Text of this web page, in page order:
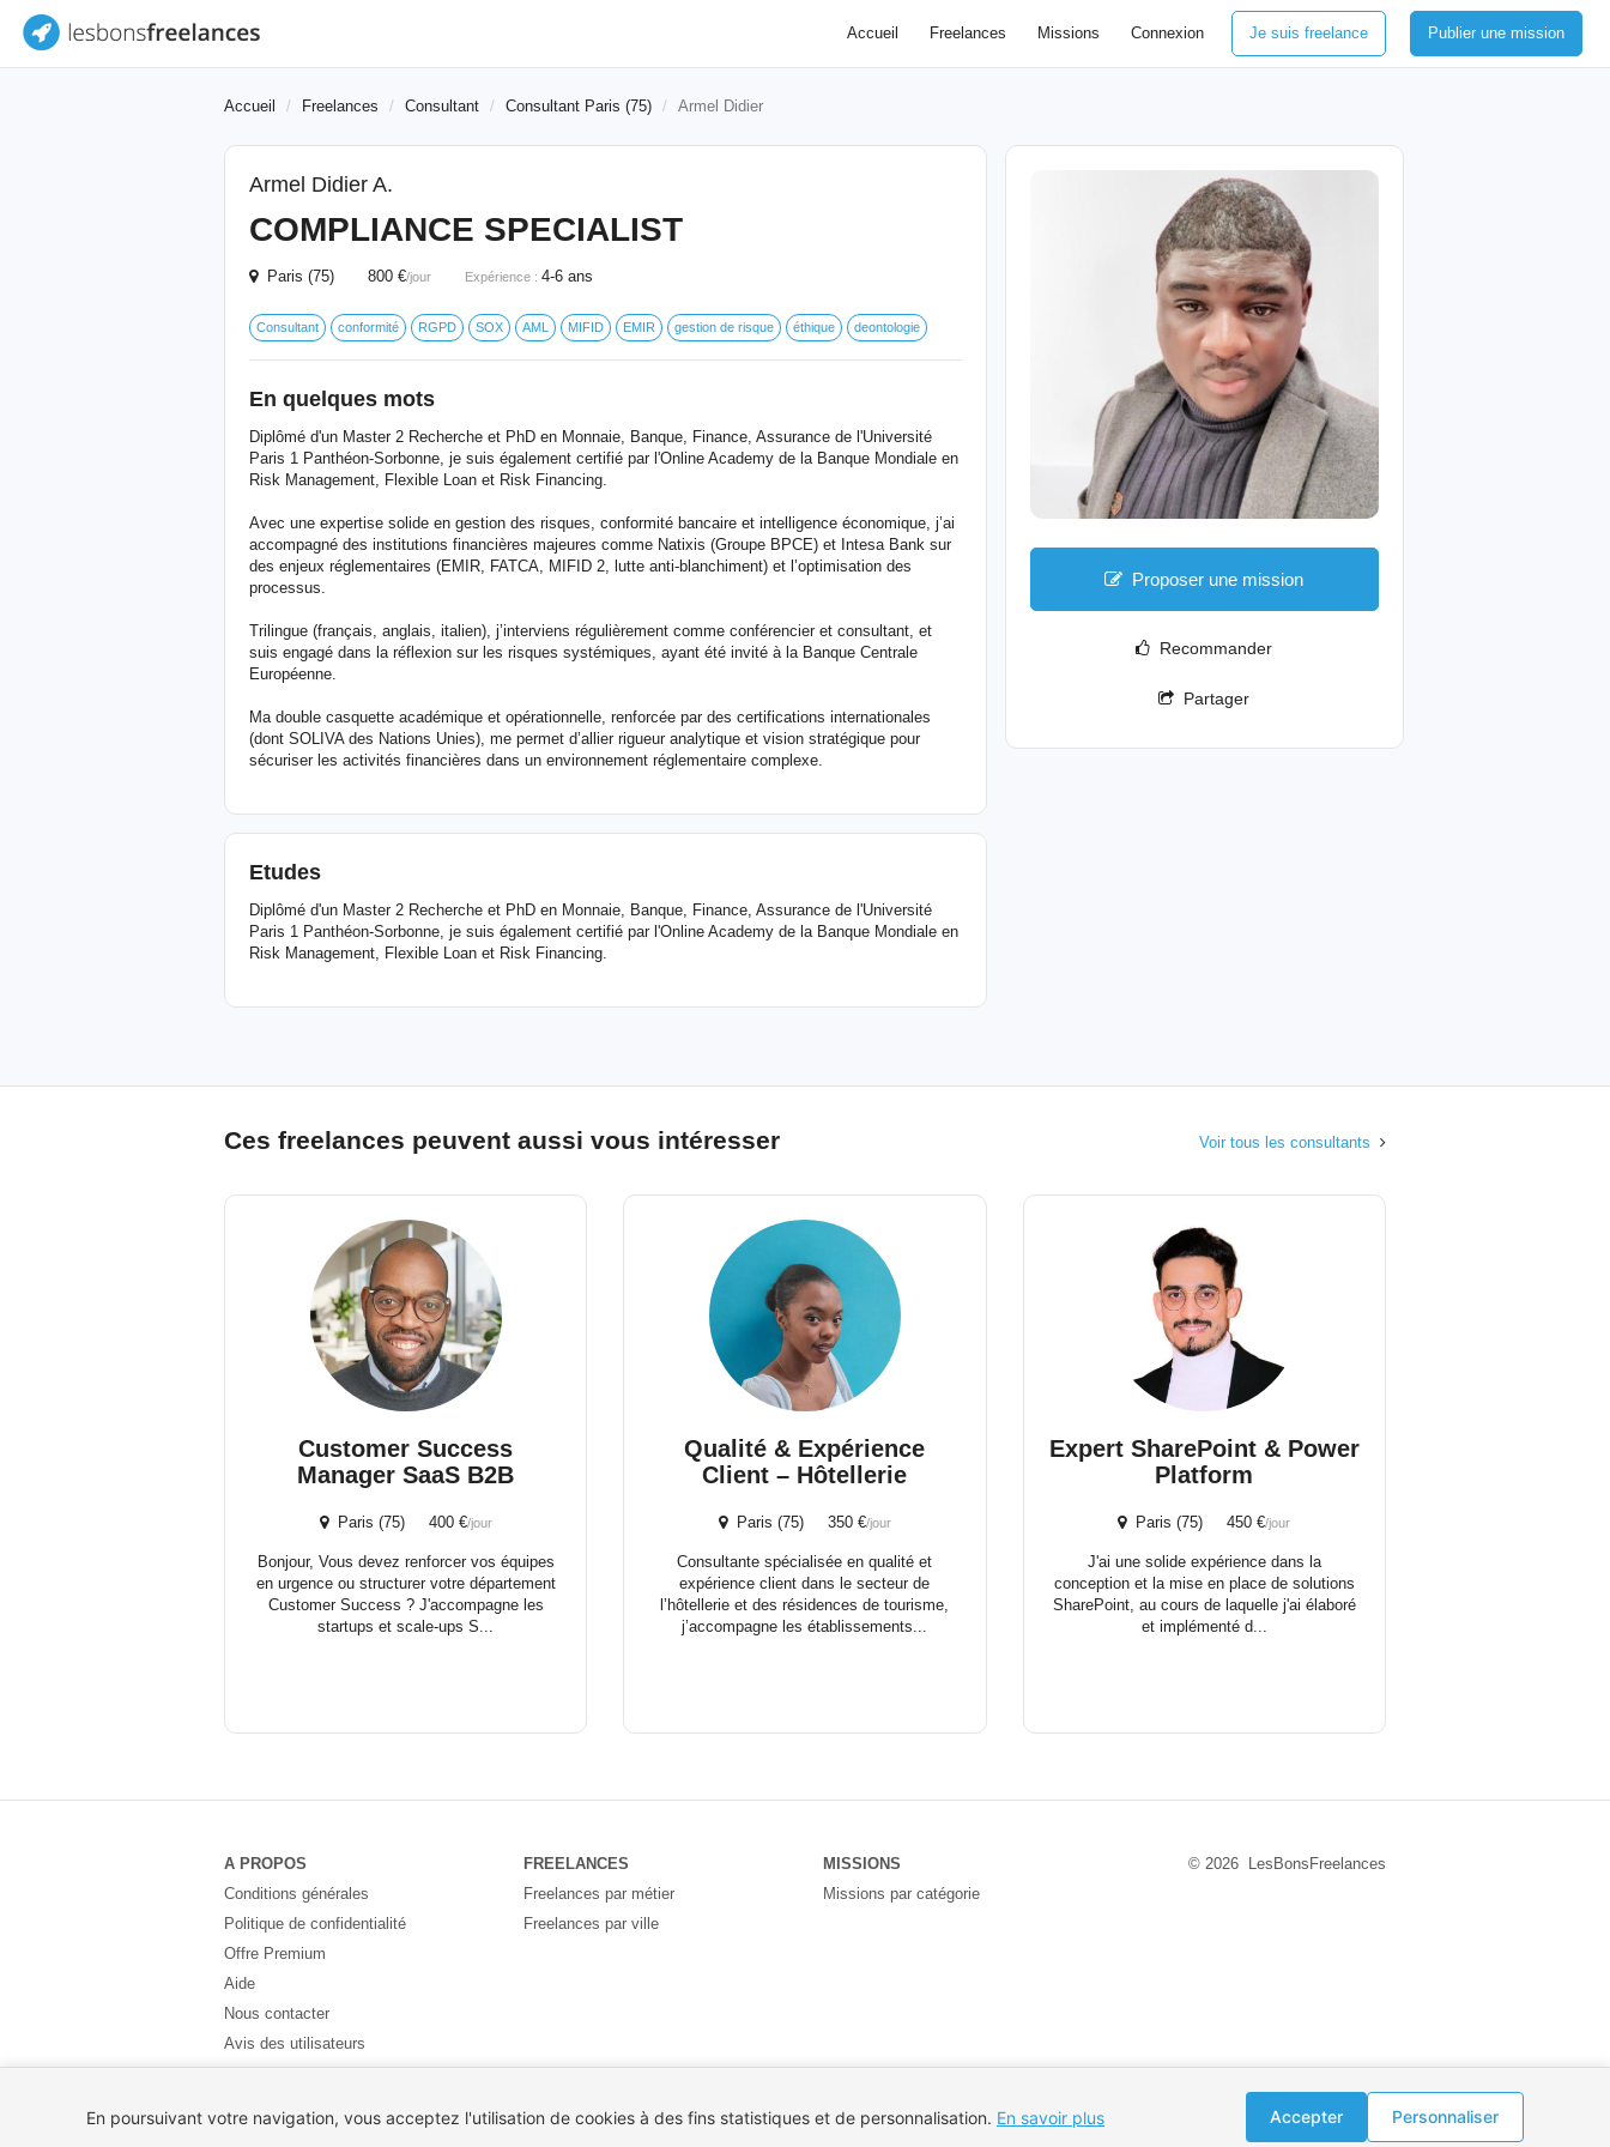
Accueil Freelances Missions Connexion Je suis freelance Publier une mission
Accueil Freelances Consultant Consultant Paris (75) Armel Didier
Armel Didier A.
COMPLIANCE SPECIALIST
Paris (75) 800 €/jour Expérience : 4-6 ans
Consultant conformité RGPD SOX AML MIFID EMIR gestion de risque éthique deontologie
En quelques mots
Diplômé d'un Master 2 Recherche et PhD en Monnaie, Banque, Finance, Assurance de l'Université
Paris 1 Panthéon-Sorbonne, je suis également certifié par l'Online Academy de la Banque Mondiale en
Risk Management, Flexible Loan et Risk Financing.
Avec une expertise solide en gestion des risques, conformité bancaire et intelligence économique, j’ai
accompagné des institutions financières majeures comme Natixis (Groupe BPCE) et Intesa Bank sur
des enjeux réglementaires (EMIR, FATCA, MIFID 2, lutte anti-blanchiment) et l’optimisation des
processus.
Trilingue (français, anglais, italien), j’interviens régulièrement comme conférencier et consultant, et
suis engagé dans la réflexion sur les risques systémiques, ayant été invité à la Banque Centrale
Européenne.
Ma double casquette académique et opérationnelle, renforcée par des certifications internationales
(dont SOLIVA des Nations Unies), me permet d’allier rigueur analytique et vision stratégique pour
sécuriser les activités financières dans un environnement réglementaire complexe.
Etudes
Diplômé d'un Master 2 Recherche et PhD en Monnaie, Banque, Finance, Assurance de l'Université
Paris 1 Panthéon-Sorbonne, je suis également certifié par l'Online Academy de la Banque Mondiale en
Risk Management, Flexible Loan et Risk Financing.
Proposer une mission
Recommander
Partager
Ces freelances peuvent aussi vous intéresser Voir tous les consultants
Customer Success
Manager SaaS B2B
Paris (75) 400 €/jour
Bonjour, Vous devez renforcer vos équipes
en urgence ou structurer votre département
Customer Success ? J'accompagne les
startups et scale-ups S...
Qualité & Expérience
Client – Hôtellerie
Paris (75) 350 €/jour
Consultante spécialisée en qualité et
expérience client dans le secteur de
l’hôtellerie et des résidences de tourisme,
j’accompagne les établissements...
Expert SharePoint & Power
Platform
Paris (75) 450 €/jour
J'ai une solide expérience dans la
conception et la mise en place de solutions
SharePoint, au cours de laquelle j'ai élaboré
et implémenté d...
A PROPOS
Conditions générales
Politique de confidentialité
Offre Premium
Aide
Nous contacter
Avis des utilisateurs
Partenaires
FREELANCES
Freelances par métier
Freelances par ville
MISSIONS
Missions par catégorie
© 2026 LesBonsFreelances
En poursuivant votre navigation, vous acceptez l'utilisation de cookies à des fins statistiques et de personnalisation. En savoir plus Accepter Personnaliser